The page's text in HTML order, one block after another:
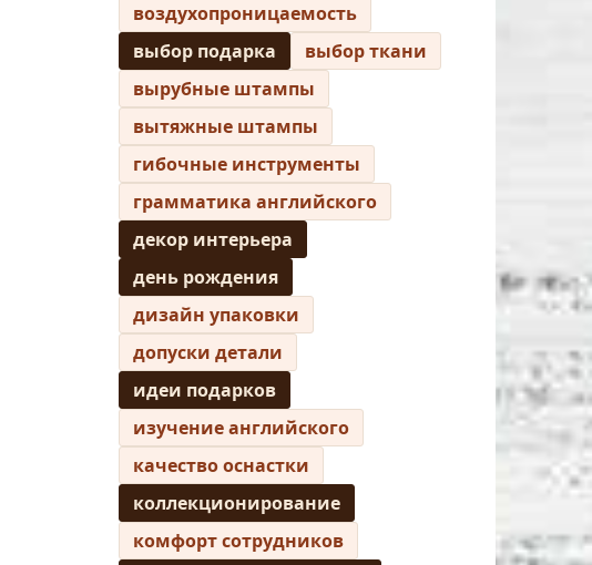
воздухопроницаемость
выбор подарка
выбор ткани
вырубные штампы
вытяжные штампы
гибочные инструменты
грамматика английского
декор интерьера
день рождения
дизайн упаковки
допуски детали
идеи подарков
изучение английского
качество оснастки
коллекционирование
комфорт сотрудников